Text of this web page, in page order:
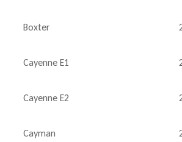
Boxter
Cayenne E1
Cayenne E2
Cayman